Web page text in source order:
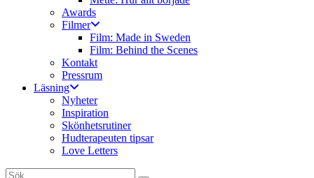
Awards
Filmer
Film: Made in Sweden
Film: Behind the Scenes
Kontakt
Pressrum
Läsning
Nyheter
Inspiration
Skönhetsrutiner
Hudterapeuten tipsar
Love Letters